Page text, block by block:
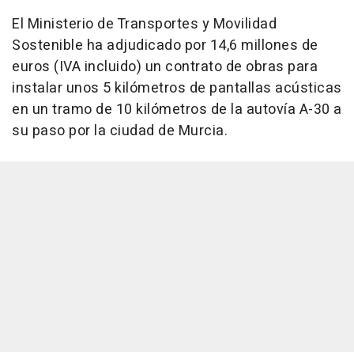
El Ministerio de Transportes y Movilidad
Sostenible ha adjudicado por 14,6 millones de
euros (IVA incluido) un contrato de obras para
instalar unos 5 kilómetros de pantallas acústicas
en un tramo de 10 kilómetros de la autovía A-30 a
su paso por la ciudad de Murcia.